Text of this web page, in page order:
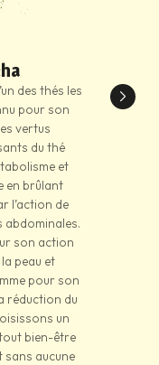
des thés les
pour son
vertus
du thé
et
en brûlant
l’action de
abdominales.
son action
peau et
pour son
réduction du
un
bien-être
sans aucune